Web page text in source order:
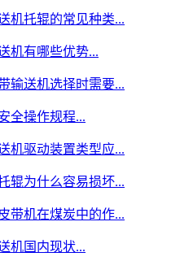
机托辊的常见种类...
机有哪些优势...
输送机选择时需要...
全操作规程...
机驱动装置类型应...
辊为什么容易损坏...
带机在煤炭中的作...
机国内现状...